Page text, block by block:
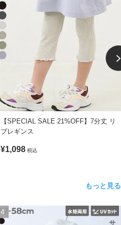
【SPECIAL SALE 21%OFF】7分丈 リ
ブレギンス
¥1,098 税込
もっと見る
4